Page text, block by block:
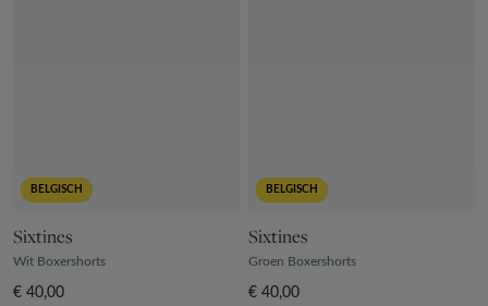
BELGISCH
Sixtines
Wit Boxershorts
€ 40,00
BELGISCH
Sixtines
Groen Boxershorts
€ 40,00